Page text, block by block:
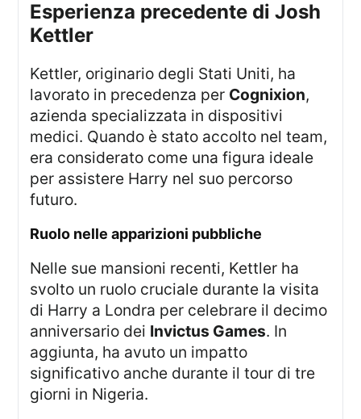
Esperienza precedente di Josh
Kettler
Kettler, originario degli Stati Uniti, ha
lavorato in precedenza per Cognixion,
azienda specializzata in dispositivi
medici. Quando è stato accolto nel team,
era considerato come una figura ideale
per assistere Harry nel suo percorso
futuro.
Ruolo nelle apparizioni pubbliche
Nelle sue mansioni recenti, Kettler ha
svolto un ruolo cruciale durante la visita
di Harry a Londra per celebrare il decimo
anniversario dei Invictus Games. In
aggiunta, ha avuto un impatto
significativo anche durante il tour di tre
giorni in Nigeria.